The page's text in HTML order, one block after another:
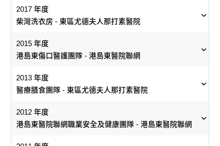
那打素醫院外科部成立專責護理術後傷口的團隊，其後設
立造口及傷口護士診所，多年來不斷探索、開創出多項護
團隊在2009年率先於本港應用以內視鏡檢查傷口，以及利
口。團隊2018年起首創將「超聲波臨床應用護理」技術應
用於檢查傷口、造口及胃造瘻管。病人接受胃造口手術
後，可經胃造瘻管輸送流質食物，以往約兩成病人因喉管
脫落需緊急送院。「我們是全港首間醫院利用超聲波確認
位。」團隊稱，外科部全面應用該技術後，喉管脫落的個
制, 輔助完成手術。東區尤德夫人那打素醫院於2009年成
立全球首間機械臂綜合內鏡微創手術室, 它同時是一所培
術服務及培訓、手術示範、舉辦工作坊及國際學術會議等
有所提高。它最初應用在泌尿科、婦科和普通外科, 隨著
手術技巧更成熟, 機械人手術可處理更複雜的手術如前列
「機械人手術系統提供三維高解像度影像；機械臂模仿人
體手腕關節設計, 更可360度旋轉, 令操作更靈巧, 特別適合
合作為晚期癌症或長期病患者提供全人照顧，關顧身、
心、社、靈。「人生最後一段路不一定是黑色，加點顏色
的是心靈和生活上的關顧。」
過社區夥伴關顧其心理健康、支援日常所需，甚至是完成
個人心願。「醫護很難短時間全面了解病人想法和需要，
之隱」，港島東泌尿外科團隊一一以耐心和堅持應對，排
除萬難為病人找出最佳治療方案，「出於對病人的關心，
一步，靠的就是好奇心，不去嘗試便不知道能否成功。」
新冠肺炎病人治理醫療團隊 - 東區尤德夫人那打素醫
微創外科訓練中心 - 東區尤德夫人那打素醫院
90年代初，外科手術仍以傳統開腔手術為主導，大家
E-fill 覆配易 - 醫院管理局總辦事處 / 新界東醫院聯網 /
新界西醫院聯網 / 港島東醫院聯網 / 九龍東醫院聯網
2017 年度
柴灣洗衣房 - 東區尤德夫人那打素醫院
柴灣洗衣房 - 東區尤德夫人那打素醫院
2015 年度
港島東傷口醫護團隊 - 港島東醫院聯網
2013 年度
醫療膳食團隊 - 東區尤德夫人那打素醫院
2012 年度
港島東醫院聯網職業安全及健康團隊 - 港島東醫院聯網